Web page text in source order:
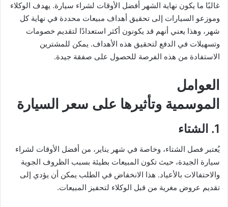
غالبًا ما يكون نهاية الشهر أفضل الأوقات لشراء سيارة. يهدف الوكلاء
وموزعو السيارات إلى تحقيق أهداف مبيعات محددة في نهاية كل
شهر، وهذا يعني أنهم قد يكونون أكثر استعدادًا لتقديم خصومات
وتسهيلات في الدفع لتحقيق هذه الأهداف. يمكن للمشترين
الاستفادة من هذه الفرصة للحصول على صفقة جيدة.
العوامل
الموسمية وتأثيرها على سعر السيارة
1. الشتاء
يُعتبر فصل الشتاء، وخاصة في شهر يناير، من أفضل الأوقات لشراء
سيارة الجيدة، حيث تكون المبيعات بطيئة بسبب الظروف الجوية
والاحتفالات بالأعياد. هذا الانخفاض في الطلب يمكن أن يؤدي إلى
تقديم عروض مغرية من قبل الوكلاء لتحفيز المبيعات.